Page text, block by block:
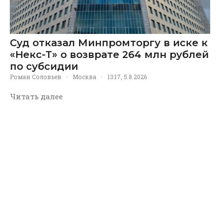
Суд отказал Минпромторгу в иске к
«Некс-Т» о возврате 264 млн рублей
по субсидии
Роман Соловьев · Москва · 13:17, 5.8.2026
Читать далее